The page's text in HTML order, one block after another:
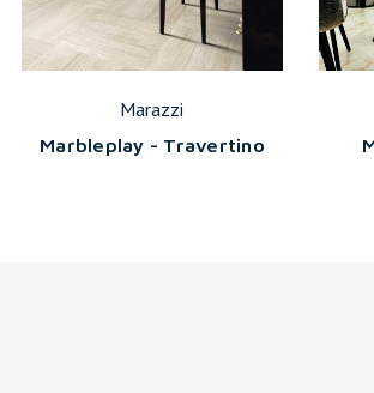
Marazzi
Marbleplay - Travertino